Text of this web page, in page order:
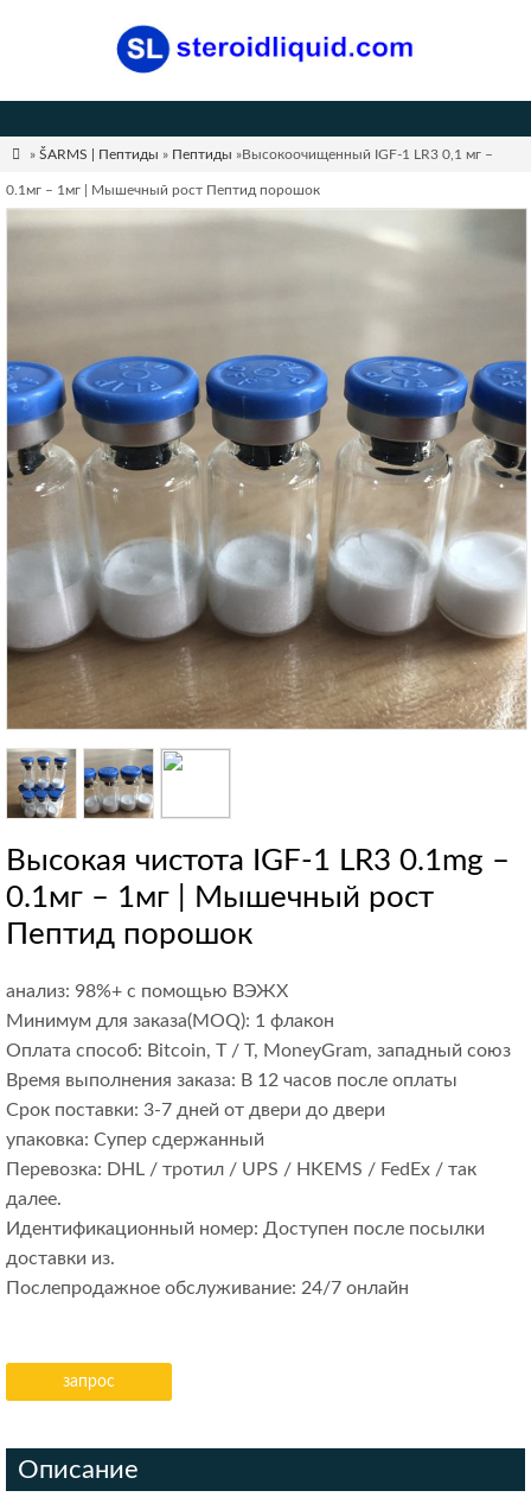
 » ŠARMS | Пептиды » Пептиды »Высокоочищенный IGF-1 LR3 0,1 мг –
0.1мг – 1мг | Мышечный рост Пептид порошок
Высокая чистота IGF-1 LR3 0.1mg –
0.1мг – 1мг | Мышечный рост
Пептид порошок
анализ: 98%+ с помощью ВЭЖХ
Минимум для заказа(MOQ): 1 флакон
Оплата способ: Bitcoin, T / T, MoneyGram, западный союз
Время выполнения заказа: В 12 часов после оплаты
Срок поставки: 3-7 дней от двери до двери
упаковка: Супер сдержанный
Перевозка: DHL / тротил / UPS / HKEMS / FedEx / так
далее.
Идентификационный номер: Доступен после посылки
доставки из.
Послепродажное обслуживание: 24/7 онлайн
запрос
Описание